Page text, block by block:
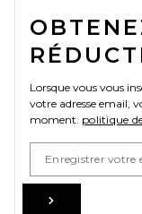
Trench Jacket in
L'Academie
Lorsque vous vous
votre adresse email,
moment. politique